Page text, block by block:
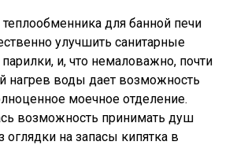
для банной печи
улучшить санитарные
и, что немаловажно, почти
нагрев воды дает возможность
моечное отделение.
возможность принимать душ
оглядки на запасы кипятка в